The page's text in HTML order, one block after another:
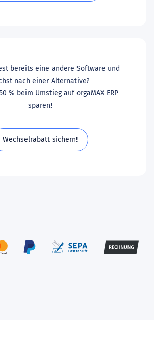
bereits eine andere Software und
nach einer Alternative?
% beim Umstieg auf orgaMAX ERP
sparen!
Wechselrabatt sichern!